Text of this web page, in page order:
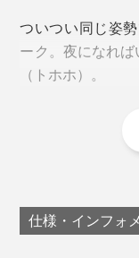
その気持ちよさ
うな感覚」です。
な蒸気となって
りに包まれます。
ついつい同じ姿
ーク。夜になれ
（トホホ）。
慌てて首や腕を
そんな時、この“
す。
仕様・インフォ